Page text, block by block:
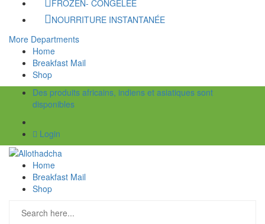
FROZEN- CONGELÉE
NOURRITURE INSTANTANÉE
More Departments
Home
Breakfast Mail
Shop
Des produits africains, indiens et asiatiques sont
disponibles
Login
Home
Breakfast Mail
Shop